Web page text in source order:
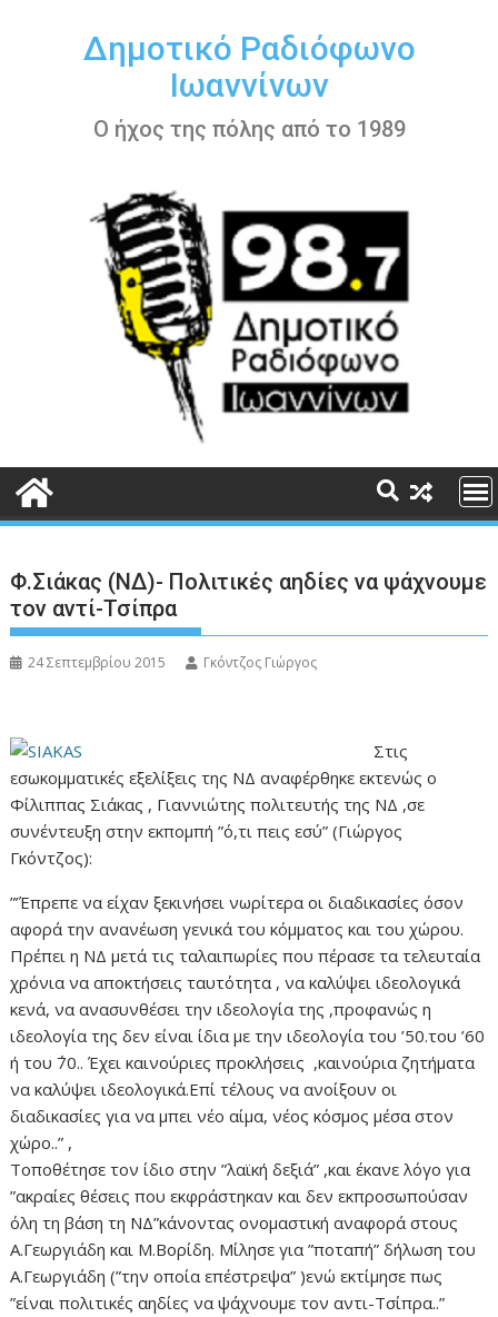
περιεχόμενοΔημοτικό Ραδιόφωνο
Ιωαννίνων
Ο ήχος της πόλης από το 1989
Φ.Σιάκας (ΝΔ)- Πολιτικές αηδίες να ψάχνουμε
τον αντί-Τσίπρα
24 Σεπτεμβρίου 2015 Γκόντζος Γιώργος
Στις
εσωκομματικές εξελίξεις της ΝΔ αναφέρθηκε εκτενώς ο
Φίλιππας Σιάκας , Γιαννιώτης πολιτευτής της ΝΔ ,σε
συνέντευξη στην εκπομπή ”ό,τι πεις εσύ” (Γιώργος
Γκόντζος):
”’Έπρεπε να είχαν ξεκινήσει νωρίτερα οι διαδικασίες όσον
αφορά την ανανέωση γενικά του κόμματος και του χώρου.
Πρέπει η ΝΔ μετά τις ταλαιπωρίες που πέρασε τα τελευταία
χρόνια να αποκτήσεις ταυτότητα , να καλύψει ιδεολογικά
κενά, να ανασυνθέσει την ιδεολογία της ,προφανώς η
ιδεολογία της δεν είναι ίδια με την ιδεολογία του ’50.του ’60
ή του ΄70.. Έχει καινούριες προκλήσεις ,καινούρια ζητήματα
να καλύψει ιδεολογικά.Επί τέλους να ανοίξουν οι
διαδικασίες για να μπει νέο αίμα, νέος κόσμος μέσα στον
χώρο..” ,
Τοποθέτησε τον ίδιο στην ”λαϊκή δεξιά” ,και έκανε λόγο για
”ακραίες θέσεις που εκφράστηκαν και δεν εκπροσωπούσαν
όλη τη βάση τη ΝΔ”κάνοντας ονομαστική αναφορά στους
Α.Γεωργιάδη και Μ.Βορίδη. Μίλησε για ”ποταπή” δήλωση του
Α.Γεωργιάδη (”την οποία επέστρεψα” )ενώ εκτίμησε πως
”είναι πολιτικές αηδίες να ψάχνουμε τον αντι-Τσίπρα..”